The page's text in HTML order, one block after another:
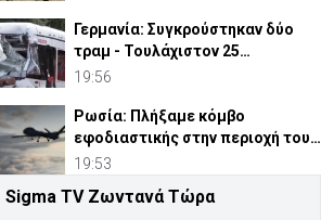
Γερμανία: Συγκρούστηκαν δύο
τραμ - Τουλάχιστον 25
τραυματίες, οι 7 σοβαρά
19:56
Ρωσία: Πλήξαμε κόμβο
εφοδιαστικής στην περιοχή του
Κιέβου με drones
19:53
Ουκρανία: Πάει Σερβία ο
Sigma TV Ζωντανά Τώρα